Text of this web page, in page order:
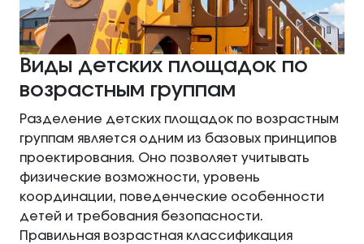
Виды детских площадок по
возрастным группам
Разделение детских площадок по возрастным
группам является одним из базовых принципов
проектирования. Оно позволяет учитывать
физические возможности, уровень
координации, поведенческие особенности
детей и требования безопасности.
Правильная возрастная классификация